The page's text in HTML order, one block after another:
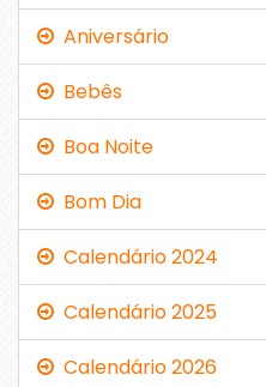
Aniversário
Bebês
Boa Noite
Bom Dia
Calendário 2024
Calendário 2025
Calendário 2026